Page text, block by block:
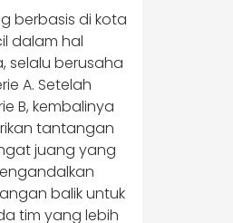
berbasis di kota
dalam hal
selalu berusaha
A. Setelah
B, kembalinya
tantangan
juang yang
balik untuk
tim yang lebih